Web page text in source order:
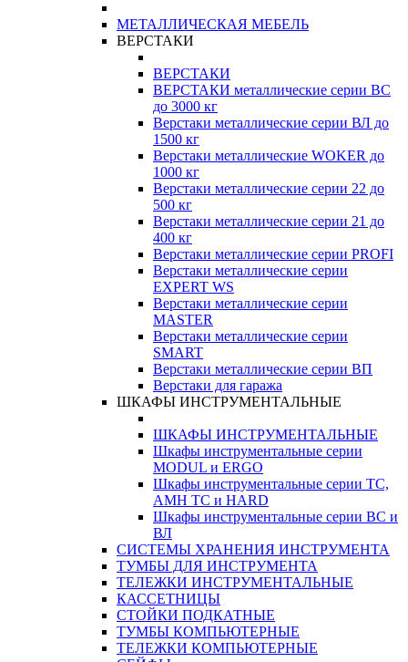
МЕТАЛЛИЧЕСКАЯ МЕБЕЛЬ
ВЕРСТАКИ
ВЕРСТАКИ
ВЕРСТАКИ металлические серии ВС
до 3000 кг
Верстаки металлические серии ВЛ до
1500 кг
Верстаки металлические WOKER до
1000 кг
Верстаки металлические серии 22 до
500 кг
Верстаки металлические серии 21 до
400 кг
Верстаки металлические серии PROFI
Верстаки металлические серии
EXPERT WS
Верстаки металлические серии
MASTER
Верстаки металлические серии
SMART
Верстаки металлические серии ВП
Верстаки для гаража
ШКАФЫ ИНСТРУМЕНТАЛЬНЫЕ
ШКАФЫ ИНСТРУМЕНТАЛЬНЫЕ
Шкафы инструментальные серии
MODUL и ERGO
Шкафы инструментальные серии ТС,
АМН ТС и HARD
Шкафы инструментальные серии ВС и
ВЛ
СИСТЕМЫ ХРАНЕНИЯ ИНСТРУМЕНТА
ТУМБЫ ДЛЯ ИНСТРУМЕНТА
ТЕЛЕЖКИ ИНСТРУМЕНТАЛЬНЫЕ
КАССЕТНИЦЫ
СТОЙКИ ПОДКАТНЫЕ
ТУМБЫ КОМПЬЮТЕРНЫЕ
ТЕЛЕЖКИ КОМПЬЮТЕРНЫЕ